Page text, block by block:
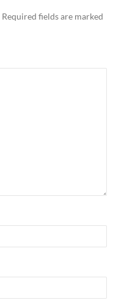
Required fields are marked